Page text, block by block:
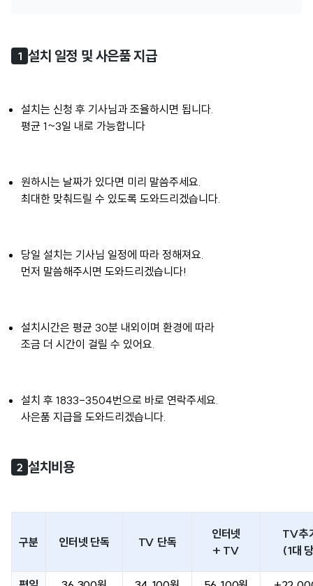
1 설치 일정 및 사은품 지급
설치는 신청 후 기사님과 조율하시면 됩니다.
평균 1~3일 내로 가능합니다
원하시는 날짜가 있다면 미리 말씀주세요.
최대한 맞춰드릴 수 있도록 도와드리겠습니다.
당일 설치는 기사님 일정에 따라 정해져요.
먼저 말씀해주시면 도와드리겠습니다!
설치시간은 평균 30분 내외이며 환경에 따라
조금 더 시간이 걸릴 수 있어요.
설치 후 1833-3504번으로 바로 연락주세요.
사은품 지급을 도와드리겠습니다.
2 설치비용
구분 인터넷 단독 TV 단독
인터넷
+ TV
TV추
(1대